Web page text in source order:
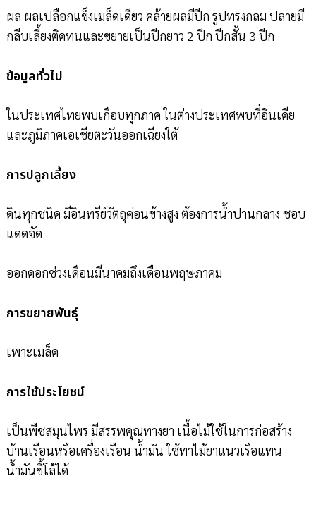
ผล ผลเปลือกแข็งเมล็ดเดียว คล้ายผลมีปีก รูปทรงกลม ปลายมี
กลีบเลี้ยงติดทนและขยายเป็นปีกยาว 2 ปีก ปีกสั้น 3 ปีก
ข้อมูลทั่วไป
ในประเทศไทยพบเกือบทุกภาค ในต่างประเทศพบที่อินเดีย
และภูมิภาคเอเชียตะวันออกเฉียงใต้
การปลูกเลี้ยง
ดินทุกชนิด มีอินทรีย์วัตถุค่อนข้างสูง ต้องการน้ำปานกลาง ชอบ
แดดจัด
ออกดอกช่วงเดือนมีนาคมถึงเดือนพฤษภาคม
การขยายพันธุ์
เพาะเมล็ด
การใช้ประโยชน์
เป็นพืชสมุนไพร มีสรรพคุณทางยา เนื้อไม้ใช้ในการก่อสร้าง
บ้านเรือนหรือเครื่องเรือน น้ำมัน ใช้ทาไม้ยาแนวเรือแทน
น้ำมันขี้โล้ได้